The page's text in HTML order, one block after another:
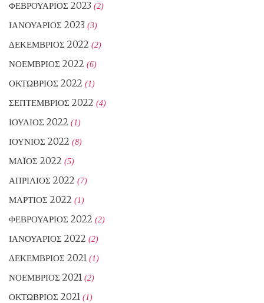
ΦΕΒΡΟΥΆΡΙΟΣ 2023 (2)
ΙΑΝΟΥΆΡΙΟΣ 2023 (3)
ΔΕΚΈΜΒΡΙΟΣ 2022 (2)
ΝΟΈΜΒΡΙΟΣ 2022 (6)
ΟΚΤΏΒΡΙΟΣ 2022 (1)
ΣΕΠΤΈΜΒΡΙΟΣ 2022 (4)
ΙΟΎΛΙΟΣ 2022 (1)
ΙΟΎΝΙΟΣ 2022 (8)
ΜΆΙΟΣ 2022 (5)
ΑΠΡΊΛΙΟΣ 2022 (7)
ΜΆΡΤΙΟΣ 2022 (1)
ΦΕΒΡΟΥΆΡΙΟΣ 2022 (2)
ΙΑΝΟΥΆΡΙΟΣ 2022 (2)
ΔΕΚΈΜΒΡΙΟΣ 2021 (1)
ΝΟΈΜΒΡΙΟΣ 2021 (2)
ΟΚΤΏΒΡΙΟΣ 2021 (1)